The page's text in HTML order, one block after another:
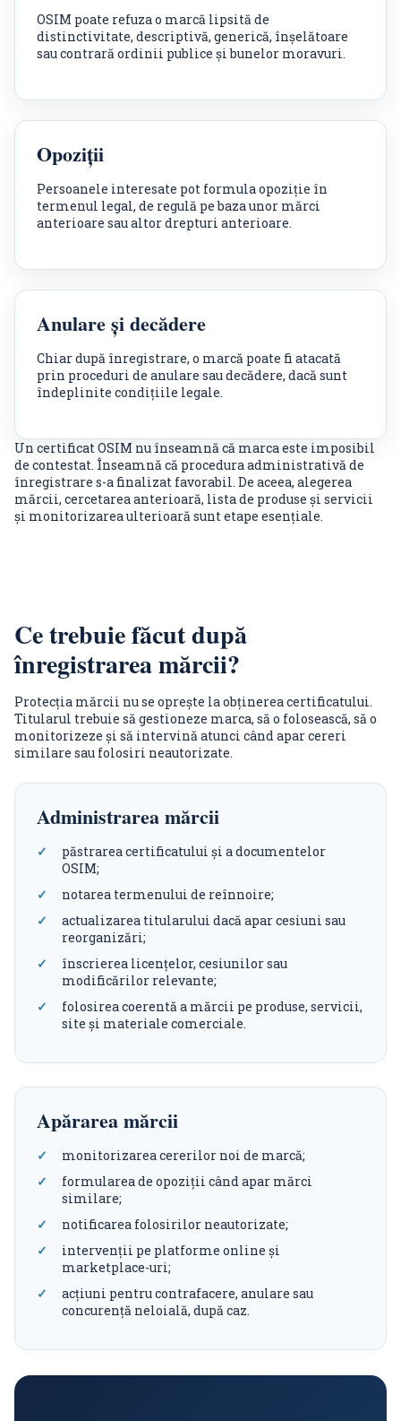
OSIM poate refuza o marcă lipsită de
distinctivitate, descriptivă, generică, înșelătoare
sau contrară ordinii publice și bunelor moravuri.
Opoziții
Persoanele interesate pot formula opoziție în
termenul legal, de regulă pe baza unor mărci
anterioare sau altor drepturi anterioare.
Anulare și decădere
Chiar după înregistrare, o marcă poate fi atacată
prin proceduri de anulare sau decădere, dacă sunt
îndeplinite condițiile legale.
Un certificat OSIM nu înseamnă că marca este imposibil
de contestat. Înseamnă că procedura administrativă de
înregistrare s-a finalizat favorabil. De aceea, alegerea
mărcii, cercetarea anterioară, lista de produse și servicii
și monitorizarea ulterioară sunt etape esențiale.
Ce trebuie făcut după
înregistrarea mărcii?
Protecția mărcii nu se oprește la obținerea certificatului.
Titularul trebuie să gestioneze marca, să o folosească, să o
monitorizeze și să intervină atunci când apar cereri
similare sau folosiri neautorizate.
Administrarea mărcii
păstrarea certificatului și a documentelor
OSIM;
notarea termenului de reînnoire;
actualizarea titularului dacă apar cesiuni sau
reorganizări;
înscrierea licențelor, cesiunilor sau
modificărilor relevante;
folosirea coerentă a mărcii pe produse, servicii,
site și materiale comerciale.
Apărarea mărcii
monitorizarea cererilor noi de marcă;
formularea de opoziții când apar mărci
similare;
notificarea folosirilor neautorizate;
intervenții pe platforme online și
marketplace-uri;
acțiuni pentru contrafacere, anulare sau
concurență neloială, după caz.